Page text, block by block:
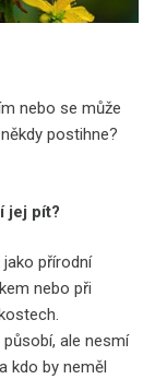
nebo se může
postihne?
jej pít?
jako přírodní
nebo při
ale nesmí
kdo by neměl